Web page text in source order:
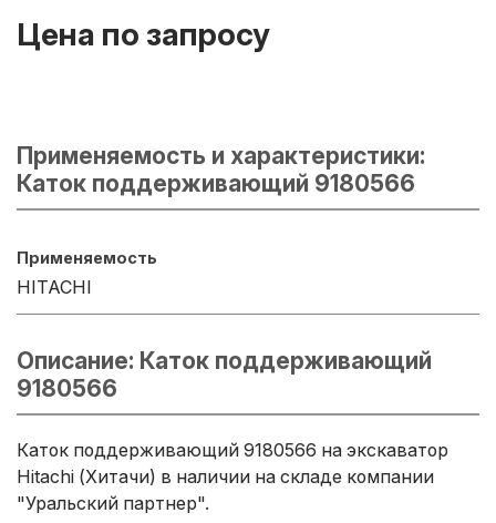
Цена по запросу
Применяемость и характеристики:
Каток поддерживающий 9180566
Применяемость
HITACHI
Описание: Каток поддерживающий
9180566
Каток поддерживающий 9180566 на экскаватор
Hitachi (Хитачи) в наличии на складе компании
"Уральский партнер".